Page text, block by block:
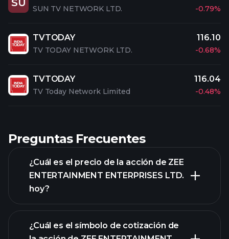
SU SUN TV NETWORK LTD. -0.79%
TVTODAY
TV TODAY NETWORK LTD.
116.10
-0.68%
TVTODAY
TV Today Network Limited
116.04
-0.48%
Preguntas Frecuentes
¿Cuál es el precio de la acción de ZEE
ENTERTAINMENT ENTERPRISES LTD.
hoy?
¿Cuál es el símbolo de cotización de